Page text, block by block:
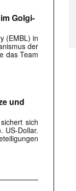
Golgi-
(EMBL) in
der
das Team
und
sich
US-Dollar.